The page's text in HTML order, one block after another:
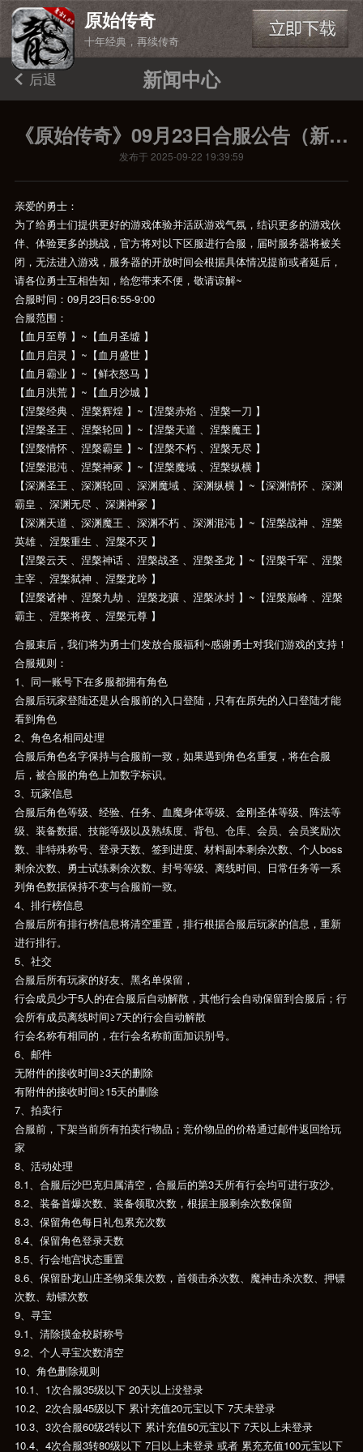
原始传奇
十年经典，再续传奇
后退 新闻中心
《原始传奇》09月23日合服公告（新ios端）
发布于 2025-09-22 19:39:59
亲爱的勇士：
为了给勇士们提供更好的游戏体验并活跃游戏气氛，结识更多的游戏伙
伴、体验更多的挑战，官方将对以下区服进行合服，届时服务器将被关
闭，无法进入游戏，服务器的开放时间会根据具体情况提前或者延后，
请各位勇士互相告知，给您带来不便，敬请谅解~
合服时间：09月23日6:55-9:00
合服范围：
【血月至尊 】~【血月圣墟 】
【血月启灵 】~【血月盛世 】
【血月霸业 】~【鲜衣怒马 】
【血月洪荒 】~【血月沙城 】
【涅槃经典 、涅槃辉煌 】~【涅槃赤焰 、涅槃一刀 】
【涅槃圣王 、涅槃轮回 】~【涅槃天道 、涅槃魔王 】
【涅槃情怀 、涅槃霸皇 】~【涅槃不朽 、涅槃无尽 】
【涅槃混沌 、涅槃神冢 】~【涅槃魔域 、涅槃纵横 】
【深渊圣王 、深渊轮回 、深渊魔域 、深渊纵横 】~【深渊情怀 、深渊
霸皇 、深渊无尽 、深渊神冢 】
【深渊天道 、深渊魔王 、深渊不朽 、深渊混沌 】~【涅槃战神 、涅槃
英雄 、涅槃重生 、涅槃不灭 】
【涅槃云天 、涅槃神话 、涅槃战圣 、涅槃圣龙 】~【涅槃千军 、涅槃
主宰 、涅槃弑神 、涅槃龙吟 】
【涅槃诸神 、涅槃九劫 、涅槃龙骧 、涅槃冰封 】~【涅槃巅峰 、涅槃
霸主 、涅槃将夜 、涅槃元尊 】
合服束后，我们将为勇士们发放合服福利~感谢勇士对我们游戏的支持！
合服规则：
1、同一账号下在多服都拥有角色
合服后玩家登陆还是从合服前的入口登陆，只有在原先的入口登陆才能
看到角色
2、角色名相同处理
合服后角色名字保持与合服前一致，如果遇到角色名重复，将在合服
后，被合服的角色上加数字标识。
3、玩家信息
合服后角色等级、经验、任务、血魔身体等级、金刚圣体等级、阵法等
级、装备数据、技能等级以及熟练度、背包、仓库、会员、会员奖励次
数、非特殊称号、登录天数、签到进度、材料副本剩余次数、个人boss
剩余次数、勇士试练剩余次数、封号等级、离线时间、日常任务等一系
列角色数据保持不变与合服前一致。
4、排行榜信息
合服后所有排行榜信息将清空重置，排行根据合服后玩家的信息，重新
进行排行。
5、社交
合服后所有玩家的好友、黑名单保留，
行会成员少于5人的在合服后自动解散，其他行会自动保留到合服后；行
会所有成员离线时间≥7天的行会自动解散
行会名称有相同的，在行会名称前面加识别号。
6、邮件
无附件的接收时间≥3天的删除
有附件的接收时间≥15天的删除
7、拍卖行
合服前，下架当前所有拍卖行物品；竞价物品的价格通过邮件返回给玩
家
8、活动处理
8.1、合服后沙巴克归属清空，合服后的第3天所有行会均可进行攻沙。
8.2、装备首爆次数、装备领取次数，根据主服剩余次数保留
8.3、保留角色每日礼包累充次数
8.4、保留角色登录天数
8.5、行会地宫状态重置
8.6、保留卧龙山庄圣物采集次数，首领击杀次数、魔神击杀次数、押镖
次数、劫镖次数
9、寻宝
9.1、清除摸金校尉称号
9.2、个人寻宝次数清空
10、角色删除规则
10.1、1次合服35级以下 20天以上没登录
10.2、2次合服45级以下 累计充值20元宝以下 7天未登录
10.3、3次合服60级2转以下 累计充值50元宝以下 7天以上未登录
10.4、4次合服3转80级以下 7日以上未登录 或者 累充充值100元宝以下